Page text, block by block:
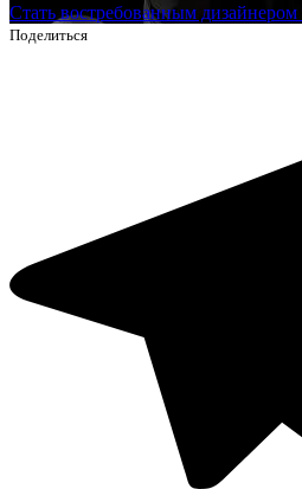
Стать востребованным
Поделиться